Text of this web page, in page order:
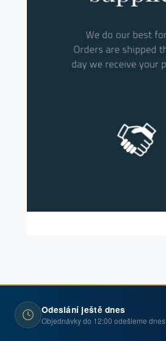
Odeslání ještě dnes
Objednávky do 12:00 odešleme dnes